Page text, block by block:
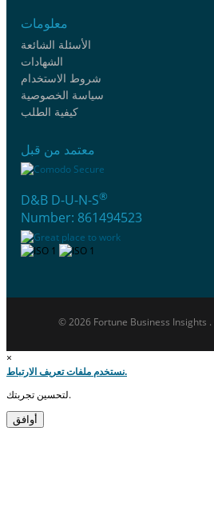
معلومات
الأسئلة الشائعة
الشهادات
شروط الاستخدام
سياسة الخصوصية
كيفية الطلب
معتمد من قبل
D&B D-U-N-S®
Number: 861494523
×
نستخدم ملفات تعريف الارتباط.
لتحسين تجربتك.
أوافق